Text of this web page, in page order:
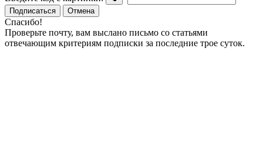
Подписаться
Отмена
Спасибо!
Проверьте почту, вам выслано письмо со статьями
отвечающим критериям подписки за последние трое суток.